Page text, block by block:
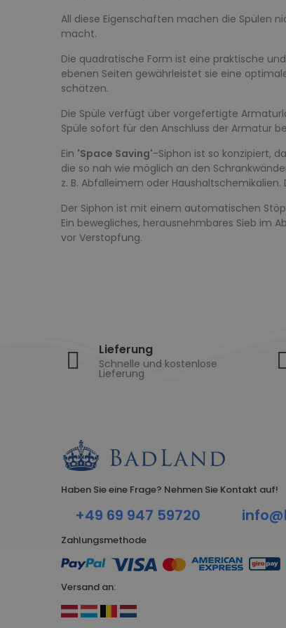
All diese Eigenschaften machen die Spülen
macht.
Die quadratische Form ist eine praktische
ebenen Seiten gewährleistet sie eine
schätzen.
Die Spüle verfügt über vorgefertigte
Spüle sofort für den Anschluss der Armatur
Ein 'Space Saving'-Siphon ist so konzipiert,
die so nah wie möglich an den
z. B. Abfalleimern oder
Der Siphon ist mit einem automatischen
Ein bewegliches, herausnehmbares Sieb im
vor Verstopfung.
Lieferung
Schnelle und kostenlose
Lieferung
Haben Sie eine Frage? Nehmen Sie Kontakt auf!
+49 69 947 59720
Zahlungsmethode
Versand an: